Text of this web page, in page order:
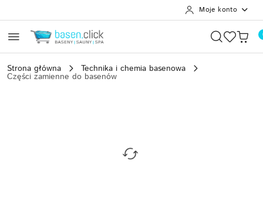
Moje konto
Strona główna Technika i chemia basenowa
Części zamienne do basenów